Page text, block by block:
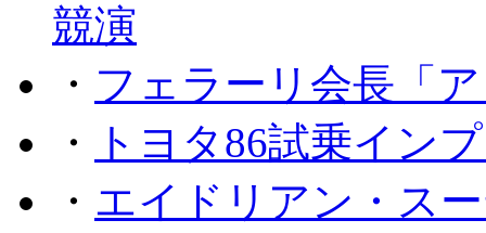
競演
・ フェラーリ会長「
・
トヨタ86試乗イン
・ エイドリアン・ス